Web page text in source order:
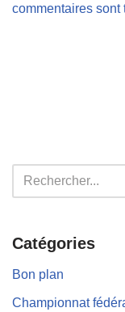
commentaires sont
Catégories
Bon plan
Championnat